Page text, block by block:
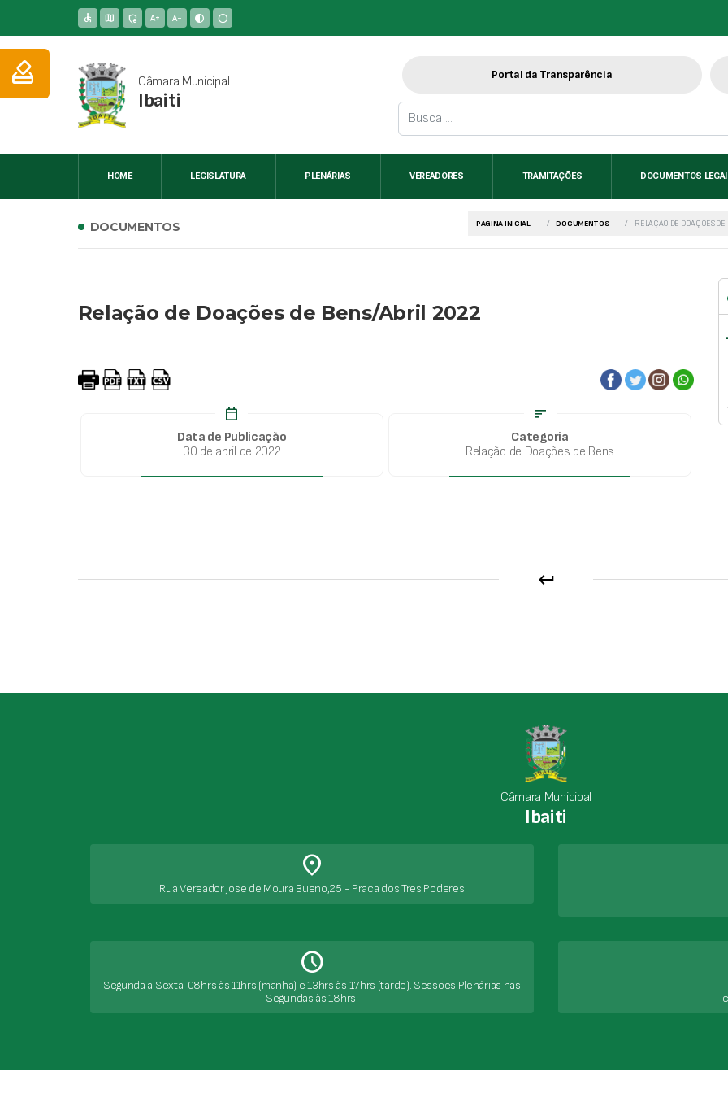
how_to_vote
accessible map admin_panel_settings text_increase text_decrease contrast circle
Câmara Municipal
Ibaiti
Portal da Transparência
HOME LEGISLATURA PLENÁRIAS VEREADORES TRAMITAÇÕES DOCUMENTOS
DOCUMENTOS PÁGINA INICIAL DOCUMENTOS RELAÇÃO DE DOAÇÕES
Relação de Doações de Bens/Abril 2022
calendar_today
Data de Publicação
30 de abril de 2022
sort
Categoria
Relação de Doações de Bens
keyboard_return
Câmara Municipal
Ibaiti
place
Rua Vereador Jose de Moura Bueno,25 - Praca dos Tres Poderes
Schedule
Segunda a Sexta: 08hrs às 11hrs (manhã) e 13hrs às 17hrs (tarde). Sessões Plenárias nas
Segundas às 18hrs.